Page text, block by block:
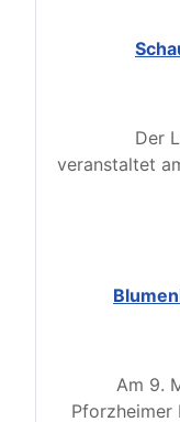
Der
veranstaltet
Am 9.
Pforzheimer